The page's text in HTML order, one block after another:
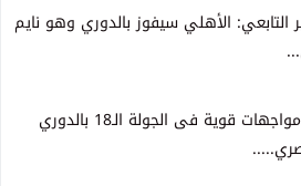
التابعي: الأهلي سيفوز بالدوري وهو نايم
10 مواجهات قوية فى الجولة الـ18 بالدوري